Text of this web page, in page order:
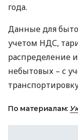
года.
Данные для
учетом НДС,
распределение
небытовых – с
По материалам: